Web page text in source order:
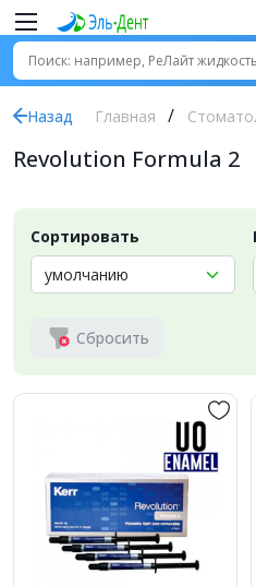
Назад Главная
Revolution Formula 2
Сортировать
Сбросить